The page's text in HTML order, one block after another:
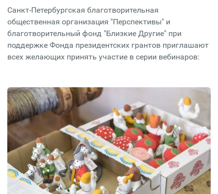
Санкт-Петербургская благотворительная
общественная организация "Перспективы" и
благотворительный фонд "Близкие Другие" при
поддержке Фонда президентских грантов приглашают
всех желающих принять участие в серии вебинаров: